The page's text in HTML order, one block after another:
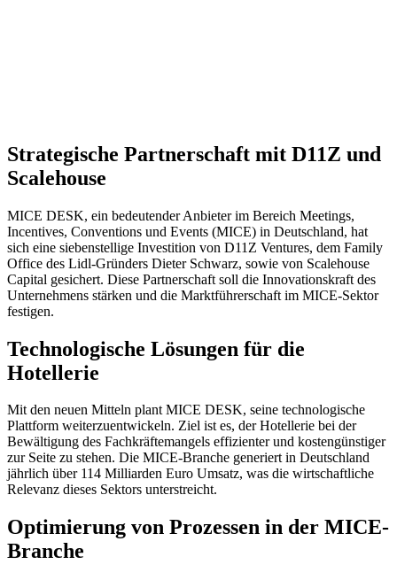
Strategische Partnerschaft mit D11Z und
Scalehouse
MICE DESK, ein bedeutender Anbieter im Bereich Meetings,
Incentives, Conventions und Events (MICE) in Deutschland, hat
sich eine siebenstellige Investition von D11Z Ventures, dem Family
Office des Lidl-Gründers Dieter Schwarz, sowie von Scalehouse
Capital gesichert. Diese Partnerschaft soll die Innovationskraft des
Unternehmens stärken und die Marktführerschaft im MICE-Sektor
festigen.
Technologische Lösungen für die
Hotellerie
Mit den neuen Mitteln plant MICE DESK, seine technologische
Plattform weiterzuentwickeln. Ziel ist es, der Hotellerie bei der
Bewältigung des Fachkräftemangels effizienter und kostengünstiger
zur Seite zu stehen. Die MICE-Branche generiert in Deutschland
jährlich über 114 Milliarden Euro Umsatz, was die wirtschaftliche
Relevanz dieses Sektors unterstreicht.
Optimierung von Prozessen in der MICE-
Branche